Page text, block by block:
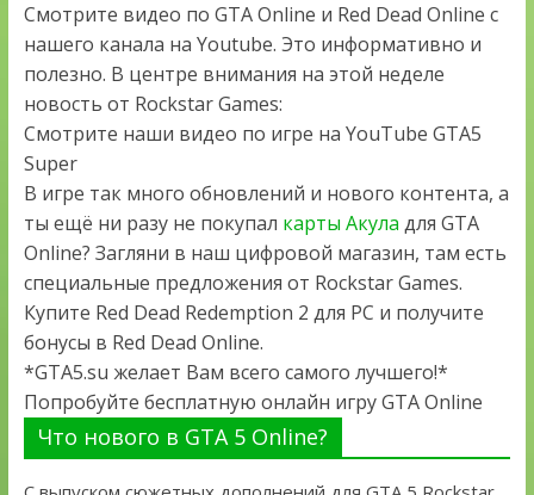
Смотрите видео по GTA Online и Red Dead Online с
нашего канала на Youtube. Это информативно и
полезно. В центре внимания на этой неделе
новость от Rockstar Games:
Смотрите наши видео по игре на YouTube GTA5
Super
В игре так много обновлений и нового контента, а
ты ещё ни разу не покупал карты Акула для GTA
Online? Загляни в наш цифровой магазин, там есть
специальные предложения от Rockstar Games.
Купите Red Dead Redemption 2 для PC и получите
бонусы в Red Dead Online.
*GTA5.su желает Вам всего самого лучшего!*
Попробуйте бесплатную онлайн игру GTA Online
Что нового в GTA 5 Online?